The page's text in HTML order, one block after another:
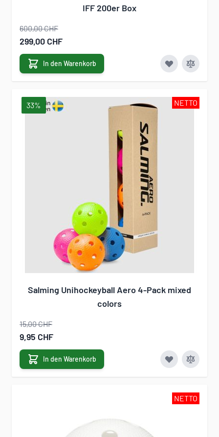
IFF 200er Box
600,00 CHF
Sonderangebot
299,00 CHF
In den Warenkorb
NETTO
33%
Salming Unihockeyball Aero 4-Pack mixed
colors
15,00 CHF
Sonderangebot
9,95 CHF
In den Warenkorb
NETTO